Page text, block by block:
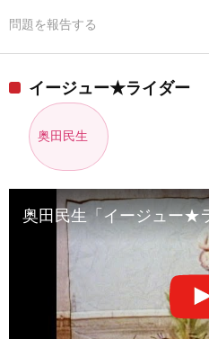
問題を報告する
イージュー★ライダー
奥田民生
奥田民生「イージュー★